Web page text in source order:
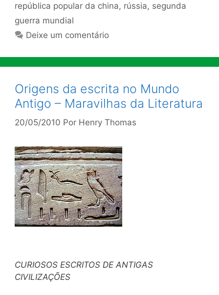
república popular da china, rússia, segunda
guerra mundial
Deixe um comentário
Origens da escrita no Mundo
Antigo – Maravilhas da Literatura
20/05/2010 Por Henry Thomas
CURIOSOS ESCRITOS DE ANTIGAS
CIVILIZAÇÕES